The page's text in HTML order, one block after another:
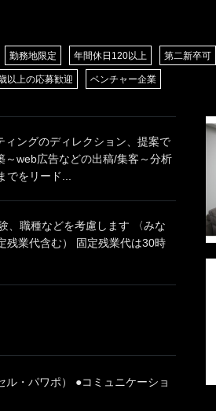
勤務地限定 年間休日120以上 第二新卒可
以上の応募歓迎 ベンチャー企業
ングのディレクション、提案で
web広告などの出稿/集客～分析
をリード...
、職種などを考慮します 〈みな
残業代含む） 固定残業代は30時
ル・パワポ） ●コミュニケーショ